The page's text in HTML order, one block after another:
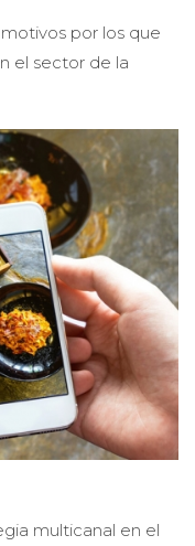
por los que
el sector de la
multicanal en el